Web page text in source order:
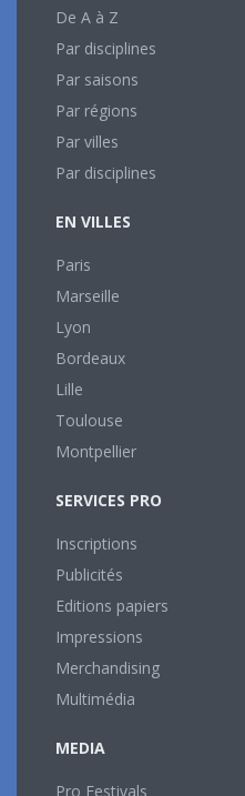
De A à Z
Par disciplines
Par saisons
Par régions
Par villes
Par disciplines
EN VILLES
Paris
Marseille
Lyon
Bordeaux
Lille
Toulouse
Montpellier
SERVICES PRO
Inscriptions
Publicités
Editions papiers
Impressions
Merchandising
Multimédia
MEDIA
Pro Festivals